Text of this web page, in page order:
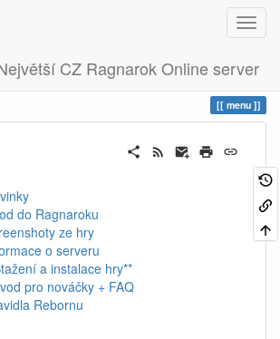
CZ Ragnarok Online server
menu
do Ragnaroku
ze hry
o serveru
a instalace hry**
pro nováčky + FAQ
Rebornu